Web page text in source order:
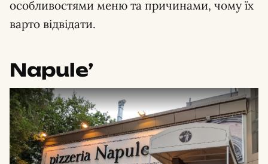
особливостями меню та причинами, чому їх
варто відвідати.
Napule’